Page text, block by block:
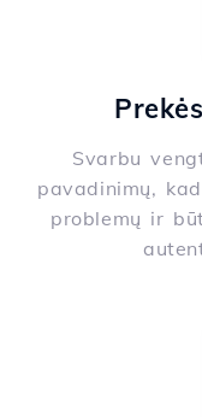
Svarbu
pavadinimų,
problemų ir